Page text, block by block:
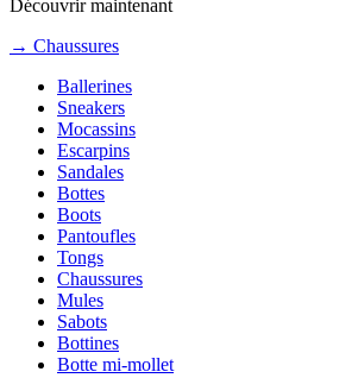
Découvrir maintenant
→ Chaussures
Ballerines
Sneakers
Mocassins
Escarpins
Sandales
Bottes
Boots
Pantoufles
Tongs
Chaussures
Mules
Sabots
Bottines
Botte mi-mollet